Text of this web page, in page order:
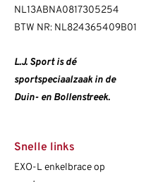
NL13ABNA0817305254
BTW NR: NL824365409B01
L.J. Sport is dé
sportspeciaalzaak in de
Duin- en Bollenstreek.
Snelle links
EXO-L enkelbrace op